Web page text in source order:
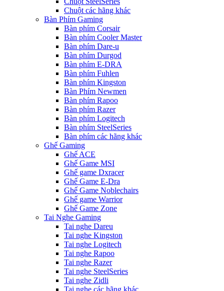
Chuột các hãng khác
Bàn Phím Gaming
Bàn phím Corsair
Bàn phím Cooler Master
Bàn phím Dare-u
Bàn phím Durgod
Bàn phím E-DRA
Bàn phím Fuhlen
Bàn phím Kingston
Bàn Phím Newmen
Bàn phím Rapoo
Bàn phím Razer
Bàn phím Logitech
Bàn phím SteelSeries
Bàn phím các hãng khác
Ghế Gaming
Ghế ACE
Ghế Game MSI
Ghế game Dxracer
Ghế Game E-Dra
Ghế Game Noblechairs
Ghế game Warrior
Ghế Game Zone
Tai Nghe Gaming
Tai nghe Dareu
Tai nghe Kingston
Tai nghe Logitech
Tai nghe Rapoo
Tai nghe Razer
Tai nghe SteelSeries
Tai nghe Zidli